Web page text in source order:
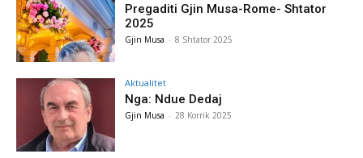
Pregaditi Gjin Musa-Rome- Shtator
2025
Gjin Musa - 8 Shtator 2025
Aktualitet
Nga: Ndue Dedaj
Gjin Musa - 28 Korrik 2025